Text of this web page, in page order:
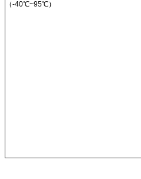
（-40℃~95℃）